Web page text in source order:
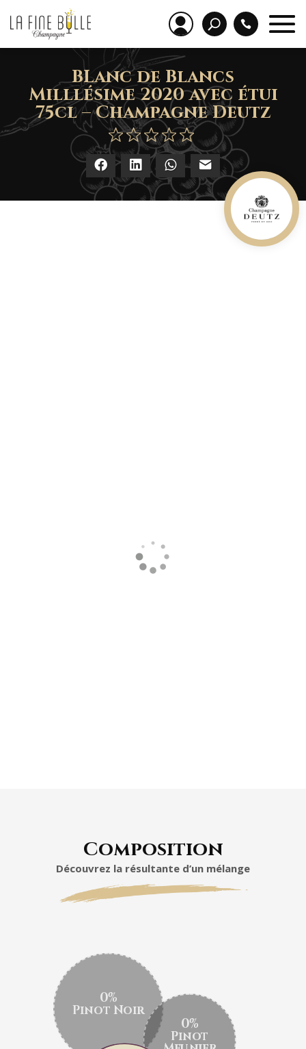
BLanc de Blancs
Milllésime 2020 avec étui
75cl – Champagne Deutz
Facebook LinkedIn WhatsApp E-mail
Composition
Découvrez la résultante d’un mélange
0%
Pinot Noir
0%
Pinot